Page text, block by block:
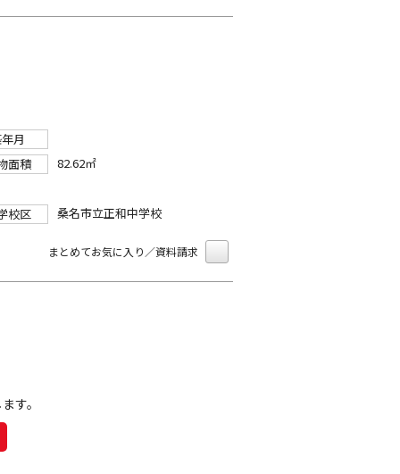
月
面積
82.62㎡
校区 桑名市立正和中学校
まとめてお気に入り／資料請求
す。